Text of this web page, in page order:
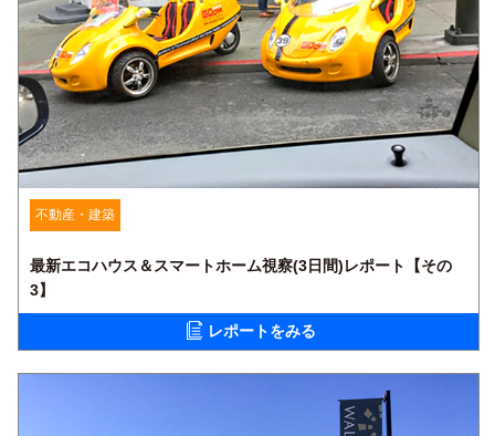
不動産・建築
最新エコハウス＆スマートホーム視察(3日間)レポート【その
3】
レポートをみる